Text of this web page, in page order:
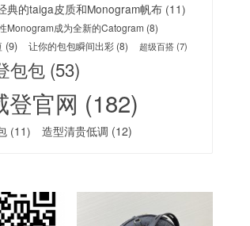
典的taiga皮质和Monogram帆布 (11)
Monogram成为全新的Catogram (8)
(9) 让你的包包瞬间出彩 (8) 超级百搭(7)
包包 (53)
登官网 (182)
(11) 造型清贵低调 (12)